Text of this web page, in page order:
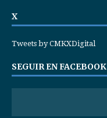
X
Tweets by CMKXDigital
SEGUIR EN FACEBOOK